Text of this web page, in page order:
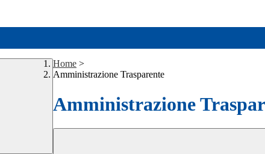
Home >
Amministrazione Trasparente
Amministrazione